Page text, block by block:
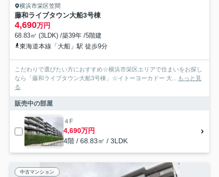
横浜市栄区笠間
藤和ライブタウン大船3号棟
4,690万円
68.83㎡ (3LDK) /築39年 /5階建
東海道本線「大船」駅 徒歩9分
こだわりで選びたい方におすすめ☆横浜市栄区エリアで住まいをお探し
なら「藤和ライブタウン大船3号棟」☆イトーヨーカドー 大... もっと見
る
販売中の部屋
４F
4,690万円
4階 / 68.83㎡ / 3LDK
中古マンション